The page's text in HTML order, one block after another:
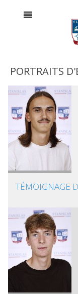
PORTRAITS
TÉMOIGNAGE